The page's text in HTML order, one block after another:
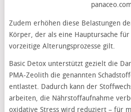
Zudem erhöhen diese Belastungen
Körper, der als eine Hauptursache für
vorzeitige Alterungsprozesse gilt.
Basic Detox unterstützt gezielt die
PMA-Zeolith die genannten
entlastet. Dadurch kann der
arbeiten, die Nährstoffaufnahme
oxidative Stress wird reduziert – für